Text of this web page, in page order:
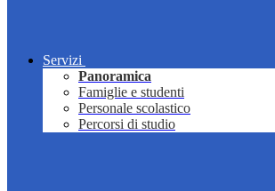
Servizi
Panoramica
Famiglie e studenti
Personale scolastico
Percorsi di studio